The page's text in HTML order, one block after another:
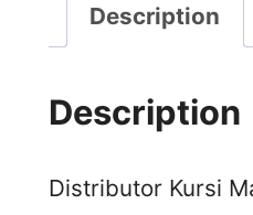
Description
Description
Distributor Kursi